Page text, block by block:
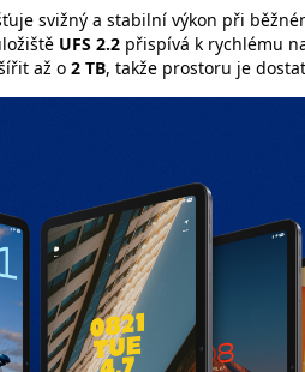
svižný a stabilní výkon při
UFS 2.2 přispívá k rychlému
až o 2 TB, takže prostoru je